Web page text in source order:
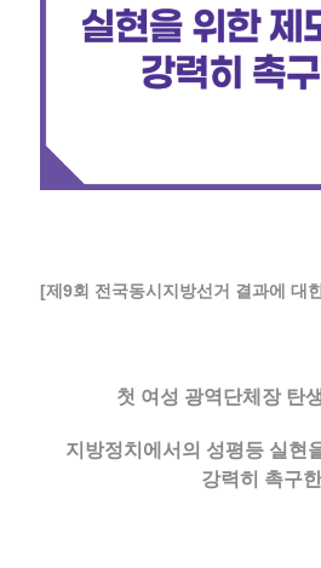
[제9회 전국동시지방선거 결과에 대
첫 여성 광역단체장 탄
지방정치에서의 성평등 실현
강력히 촉구